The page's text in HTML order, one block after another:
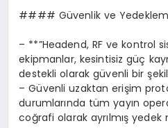
#### Güvenlik ve
– **”Headend, RF ve kontrol
ekipmanlar, kesintisiz güç
destekli olarak güvenli bir
– Güvenli uzaktan erişim
durumlarında tüm yayın
coğrafi olarak ayrılmış yedek